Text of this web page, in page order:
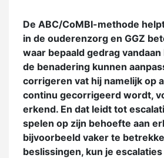
De ABC/CoMBI-methode
in de ouderenzorg en GGZ
waar bepaald gedrag
de benadering kunnen
corrigeren vat hij namelijk op
continu gecorrigeerd wordt,
erkend. En dat leidt tot
spelen op zijn behoefte aan
bijvoorbeeld vaker te
beslissingen, kun je